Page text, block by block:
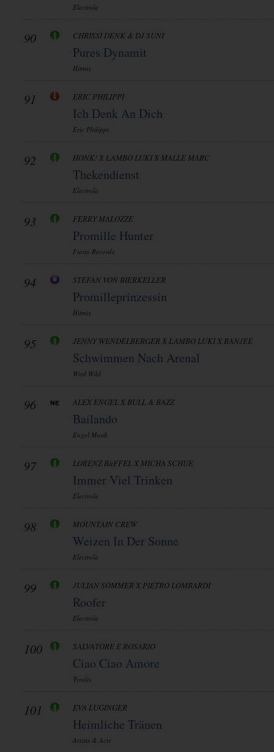
Electrola
90 CHRISSI DENK & DJ SUNI
Pures Dynamit
Hitmix
91 ERIC PHILIPPI
Ich Denk An Dich
Eric Philippi
92 HONK! X LAMBO LUKI X MALLE MARC
Thekendienst
Electrola
93 FERRY MALOZZE
Promille Hunter
Fiesta Records
94 STEFAN VON BIERKELLER
Promilleprinzessin
Hitmix
95 JENNY WENDELBERGER X LAMBO LUKI X BANJEE
Schwimmen Nach Arenal
Wird Wild
96 ALEX ENGEL X BULL & BAZZ
Bailando
Engel Musik
97 LORENZ BüFFEL X MICHA SCHUE
Immer Viel Trinken
Electrola
98 MOUNTAIN CREW
Weizen In Der Sonne
Electrola
99 JULIAN SOMMER X PIETRO LOMBARDI
Roofer
Electrola
100 SALVATORE E ROSARIO
Ciao Ciao Amore
Tyrolis
101 EVA LUGINGER
Heimliche Tränen
Artists & Acts